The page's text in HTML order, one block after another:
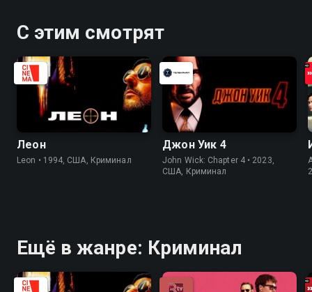
С этим смотрят
Леон
Leon • 1994, США, Криминал
Джон Уик 4
John Wick: Chapter 4 • 2023,
США, Криминал
Ещё в жанре: Криминал